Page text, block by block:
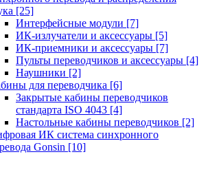
[25]
Интерфейсные модули [7]
ИК-излучатели и аксессуары [5]
ИК-приемники и аксессуары [7]
Пульты переводчиков и аксессуары [4]
Наушники [2]
для переводчика [6]
Закрытые кабины переводчиков
стандарта ISO 4043 [4]
Настольные кабины переводчиков [2]
ИК система синхронного
Gonsin [10]